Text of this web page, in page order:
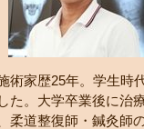
術家歴25年。学生時
た。大学卒業後に治
柔道整復師・鍼灸師